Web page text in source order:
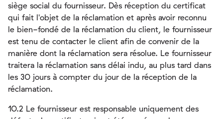
siège social du fournisseur. Dès réception du certificat
qui fait l'objet de la réclamation et après avoir reconnu
le bien-fondé de la réclamation du client, le fournisseur
est tenu de contacter le client afin de convenir de la
manière dont la réclamation sera résolue. Le fournisseur
traitera la réclamation sans délai indu, au plus tard dans
les 30 jours à compter du jour de la réception de la
réclamation.
10.2 Le fournisseur est responsable uniquement des